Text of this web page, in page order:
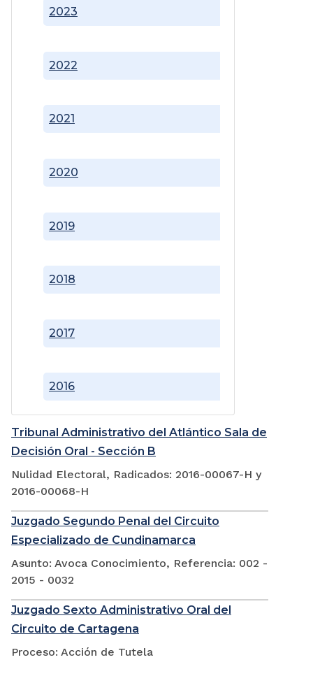
2016
2017
2018
2019
2020
2021
2022
2023
Tribunal Administrativo del Atlántico Sala de
Decisión Oral - Sección B
Nulidad Electoral, Radicados: 2016-00067-H y
2016-00068-H
Juzgado Segundo Penal del Circuito
Especializado de Cundinamarca
Asunto: Avoca Conocimiento, Referencia: 002 -
2015 - 0032
Juzgado Sexto Administrativo Oral del
Circuito de Cartagena
Proceso: Acción de Tutela